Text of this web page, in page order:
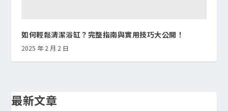
如何輕鬆清潔浴缸？完整指南與實用技巧大公開！
2025 年 2 月 2 日
最新文章